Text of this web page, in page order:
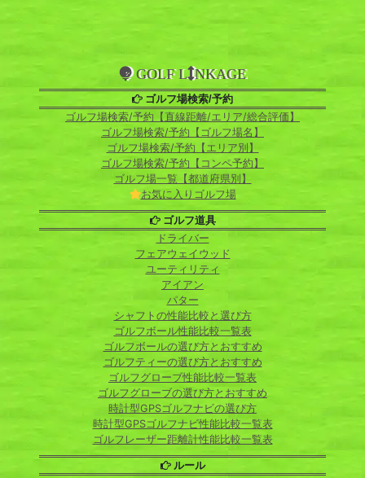
GOLF L NKAGE
ゴルフ場検索/予約
ゴルフ場検索/予約【直線距離/エリア/総合評価】
ゴルフ場検索/予約【ゴルフ場名】
ゴルフ場検索/予約【エリア別】
ゴルフ場検索/予約【コンペ予約】
ゴルフ場一覧【都道府県別】
お気に入りゴルフ場
ゴルフ道具
ドライバー
フェアウェイウッド
ユーティリティ
アイアン
パター
シャフトの性能比較と選び方
ゴルフボール性能比較一覧表
ゴルフボールの選び方とおすすめ
ゴルフティーの選び方とおすすめ
ゴルフグローブ性能比較一覧表
ゴルフグローブの選び方とおすすめ
時計型GPSゴルフナビの選び方
時計型GPSゴルフナビ性能比較一覧表
ゴルフレーザー距離計性能比較一覧表
ルール